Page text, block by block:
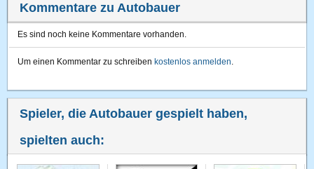
Kommentare zu Autobauer
Es sind noch keine Kommentare vorhanden.
Um einen Kommentar zu schreiben kostenlos anmelden.
Spieler, die Autobauer gespielt haben,
spielten auch: